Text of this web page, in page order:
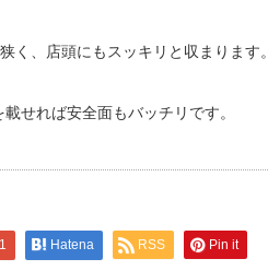
く、店頭にもスッキリと収まります。
せれば安全面もバッチリです。
Hatena RSS Pin it